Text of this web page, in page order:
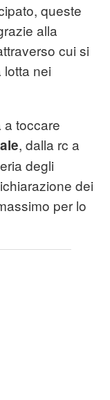
queste
alla
cui si
nei
a toccare
, dalla rc a
degli
dei
per lo